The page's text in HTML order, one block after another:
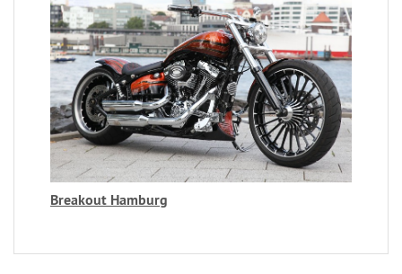
Breakout Hamburg